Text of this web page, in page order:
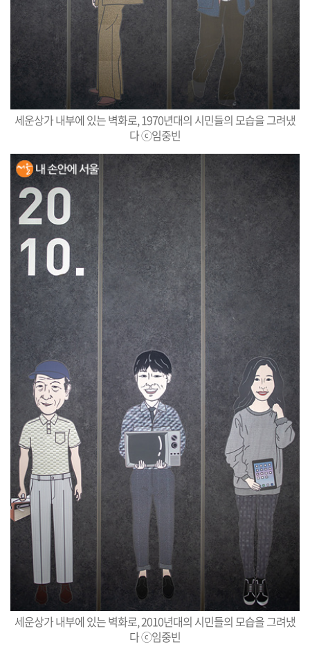
세운상가 내부에 있는 벽화로, 1970년대의 시민들의 모습을 그려냈
다 ⓒ임중빈
세운상가 내부에 있는 벽화로, 2010년대의 시민들의 모습을 그려냈
다 ⓒ임중빈